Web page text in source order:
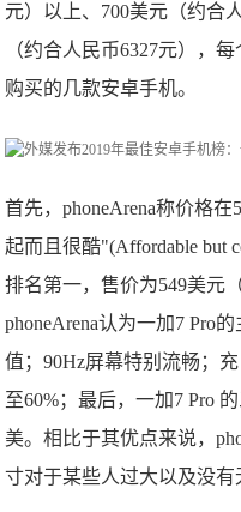
元）以上、700美元（约合
（约合人民币6327元），
购买的几款安卓手机。
首先，phoneArena称价格
起而且很酷"(Affordable but
排名第一，售价为549美元
phoneArena认为一加7 Pro
值；90Hz屏幕特别流畅；
至60%；最后，一加7 Pro
美。相比于其优点来说，
寸对于某些人过大以及没有